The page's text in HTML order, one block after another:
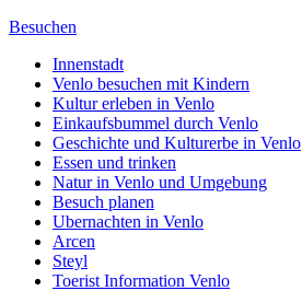
Besuchen
Innenstadt
Venlo besuchen mit Kindern
Kultur erleben in Venlo
Einkaufsbummel durch Venlo
Geschichte und Kulturerbe in Venlo
Essen und trinken
Natur in Venlo und Umgebung
Besuch planen
Ubernachten in Venlo
Arcen
Steyl
Toerist Information Venlo